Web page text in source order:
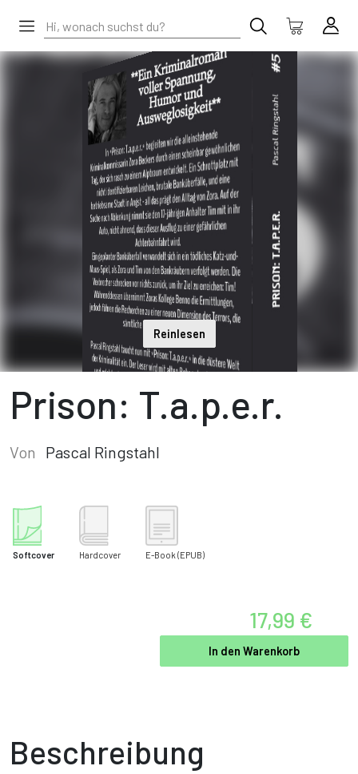
Reinlesen
Prison: T.a.p.e.r.
Von Pascal Ringstahl
Softcover Hardcover E-Book (EPUB)
17,99 €
In den Warenkorb
Beschreibung